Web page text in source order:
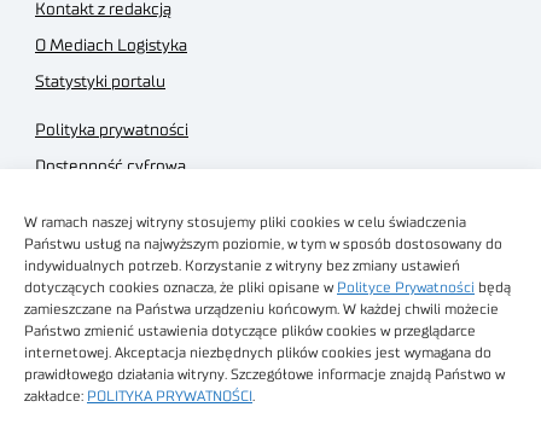
W ramach naszej witryny stosujemy pliki cookies w celu świadczenia
Państwu usług na najwyższym poziomie, w tym w sposób dostosowany do
indywidualnych potrzeb. Korzystanie z witryny bez zmiany ustawień
dotyczących cookies oznacza, że pliki opisane w Polityce Prywatności będą
zamieszczane na Państwa urządzeniu końcowym. W każdej chwili możecie
Państwo zmienić ustawienia dotyczące plików cookies w przeglądarce
internetowej. Akceptacja niezbędnych plików cookies jest wymagana do
prawidłowego działania witryny. Szczegółowe informacje znajdą Państwo w
zakładce: POLITYKA PRYWATNOŚCI
Kontakt z redakcją
O Mediach Logistyka
Statystyki portalu
Polityka prywatności
Dostępność cyfrowa
Regulamin sklepu
Obrazy stockowe
autorstwa